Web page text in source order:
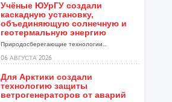
Учёные ЮУрГУ создали
каскадную установку,
объединяющую солнечную и
геотермальную энергию
Природосберегающие технологии...
06 АВГУСТА 2026
Для Арктики создали
технологию защиты
ветрогенераторов от аварий